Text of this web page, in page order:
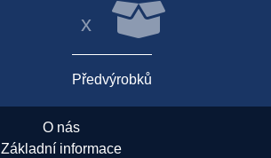
x
Předvýrobků
O nás
Základní informace